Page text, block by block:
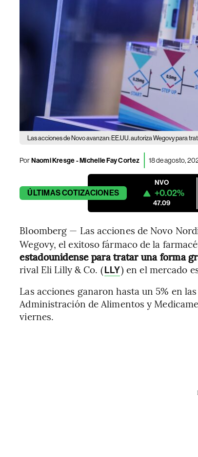
Las acciones de Novo avanzan: EE.UU. autoriza Wegovy para
PorNaomi Kresge - Michelle Fay Cortez 18 de agosto,
ÚLTIMASCOTIZACIONES
NVO
+0.02%
47.09
Bloomberg — Las acciones de Novo
Wegovy, el exitoso fármaco de la
estadounidense para tratar una forma
rival Eli Lilly & Co. (LLY) en el mercado
Las acciones ganaron hasta un 5% en
Administración de Alimentos y
viernes.